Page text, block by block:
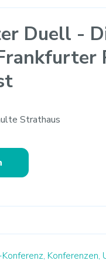
Duell -
Strathaus
Konferenzen,